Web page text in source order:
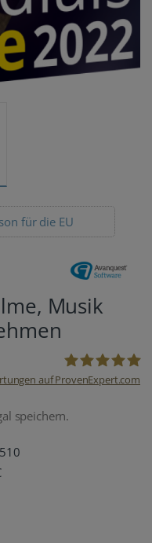
für die EU
Musik
auf ProvenExpert.com
speichern.